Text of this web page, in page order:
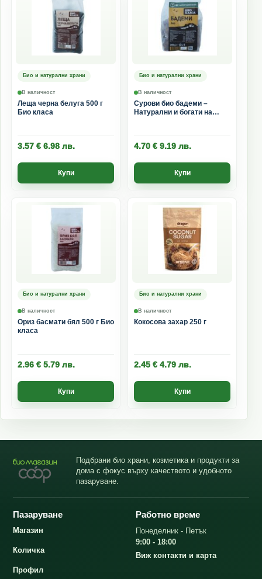
Био и натурални храни
В наличност
Леща черна белуга 500 г
Био класа
3.57 € 6.98 лв.
Купи
Био и натурални храни
В наличност
Сурови био бадеми –
Натурални и богати на
4.70 € 9.19 лв.
Купи
Био и натурални храни
В наличност
Ориз басмати бял 500 г Био
класа
2.96 € 5.79 лв.
Купи
Био и натурални храни
В наличност
Кокосова захар 250 г
2.45 € 4.79 лв.
Купи
Подбрани био храни, козметика и продукти за
дома с фокус върху качеството и удобното
пазаруване.
Пазаруване
Магазин
Количка
Профил
Работно време
Понеделник - Петък
9:00 - 18:00
Виж контакти и карта